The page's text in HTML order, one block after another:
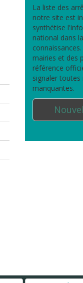
La liste des
notre site est
synthétise
national dans
mairies et des
référence
signaler
manquantes.